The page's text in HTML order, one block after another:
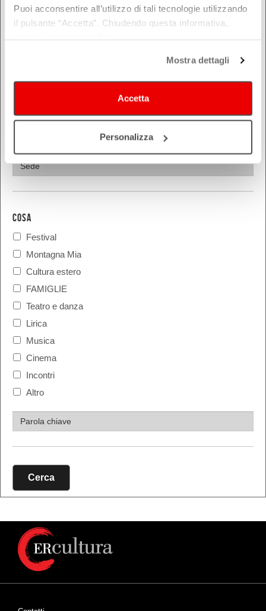
Puoi acconsentire all’utilizzo di tali tecnologie utilizzando
il pulsante “Accetta”. Chiudendo questa informativa,
Mostra dettagli
Accetta
Personalizza
Forlì-Cesena
Modena
Rimini
COSA
Festival
Montagna Mia
Cultura estero
FAMIGLIE
Teatro e danza
Lirica
Musica
Cinema
Incontri
Altro
Cerca